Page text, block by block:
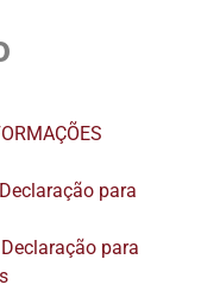
para
para